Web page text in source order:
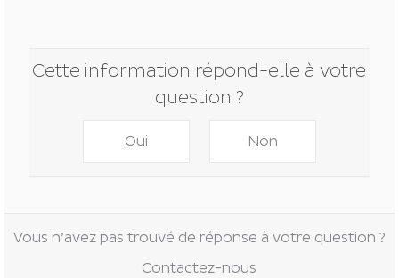
Cette information répond-elle à votre
question ?
Oui Non
Vous n’avez pas trouvé de réponse à votre question ?
Contactez-nous